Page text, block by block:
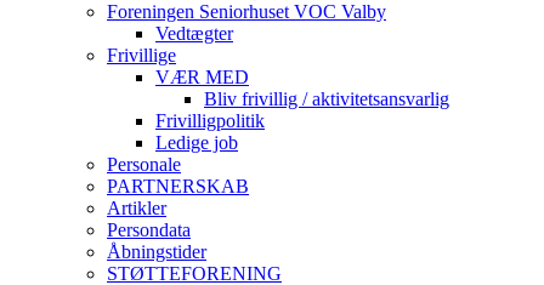
Foreningen Seniorhuset VOC Valby
Vedtægter
Frivillige
VÆR MED
Bliv frivillig / aktivitetsansvarlig
Frivilligpolitik
Ledige job
Personale
PARTNERSKAB
Artikler
Persondata
Åbningstider
STØTTEFORENING